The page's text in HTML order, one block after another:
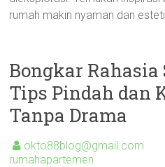
rumah makin nyaman dan
Bongkar Rahasia
Tips Pindah dan
Tanpa Drama
okto88blog@gmail.com
rumahapartemen